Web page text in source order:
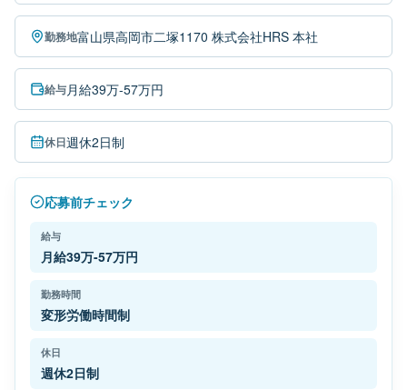
勤務地富山県高岡市二塚1170 株式会社HRS 本社
給与月給39万-57万円
休日週休2日制
応募前チェック
給与
月給39万-57万円
勤務時間
変形労働時間制
休日
週休2日制